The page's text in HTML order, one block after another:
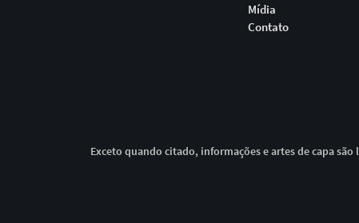
Mídia
Contato
Exceto quando citado, informações e artes de capa